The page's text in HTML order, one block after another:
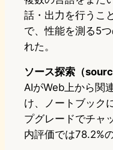
話・出力を行うこ
で、性能を測る5
れた。
ソース探索（
AIがWeb上から関
け、ノートブック
プグレードでチャ
内評価では78.2%